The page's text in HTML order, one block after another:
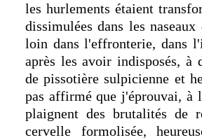
les hurlements étaient
dissimulées dans les
loin dans l'effronterie, dans
après les avoir indisposés, à
de pissotière sulpicienne et
pas affirmé que j'éprouvai, à
plaignent des brutalités
cervelle formolisée,